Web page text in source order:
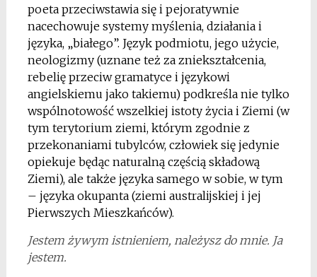
poeta przeciwstawia się i pejoratywnie
nacechowuje systemy myślenia, działania i
języka, „białego”. Język podmiotu, jego użycie,
neologizmy (uznane też za zniekształcenia,
rebelię przeciw gramatyce i językowi
angielskiemu jako takiemu) podkreśla nie tylko
wspólnotowość wszelkiej istoty życia i Ziemi (w
tym terytorium ziemi, którym zgodnie z
przekonaniami tubylców, człowiek się jedynie
opiekuje będąc naturalną częścią składową
Ziemi), ale także języka samego w sobie, w tym
– języka okupanta (ziemi australijskiej i jej
Pierwszych Mieszkańców).
Jestem żywym istnieniem, należysz do mnie. Ja
jestem.